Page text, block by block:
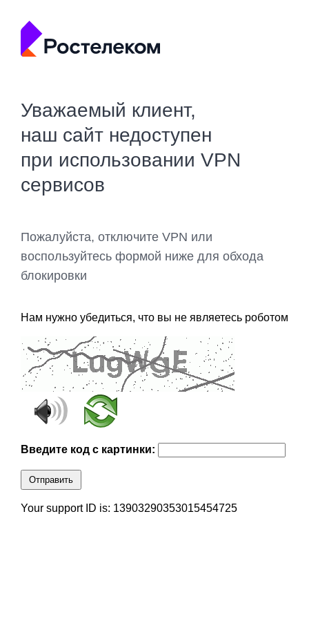
Уважаемый клиент,
наш сайт недоступен
при использовании VPN
сервисов
Пожалуйста, отключите VPN или
воспользуйтесь формой ниже для обхода
блокировки
Нам нужно убедиться, что вы не являетесь роботом
Введите код с картинки:
Отправить
Your support ID is: 13903290353015454725